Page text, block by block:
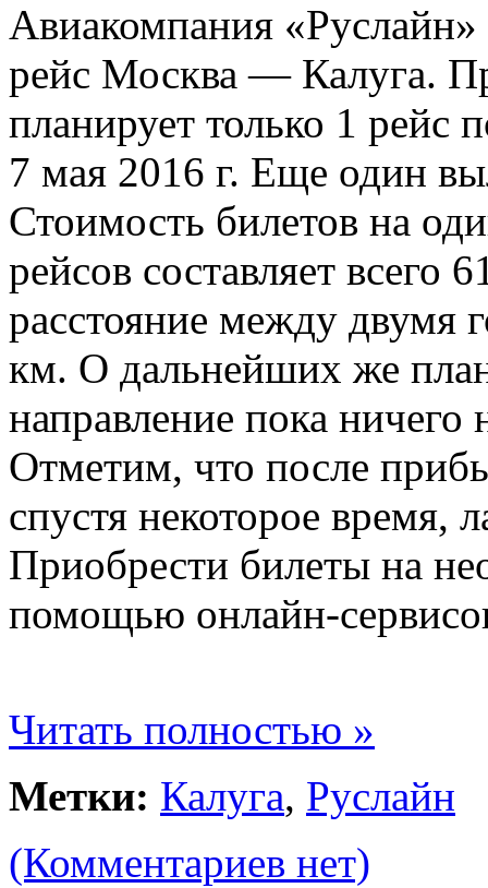
Авиакомпания
рейс Москва — Калуга.
планирует только 1
7 мая 2016 г. Еще один
Стоимость билетов на
рейсов составляет всего
расстояние между двумя
км. О дальнейших же
направление пока ничего
Отметим, что после
спустя некоторое время,
Приобрести билеты на
помощью онлайн-
Читать полностью »
Метки: Калуга, Руслайн
(Комментариев нет)